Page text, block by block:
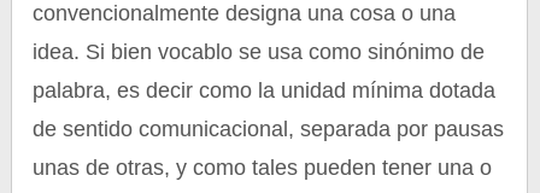
convencionalmente designa una cosa o una
idea. Si bien vocablo se usa como sinónimo de
palabra, es decir como la unidad mínima dotada
de sentido comunicacional, separada por pausas
unas de otras, y como tales pueden tener una o